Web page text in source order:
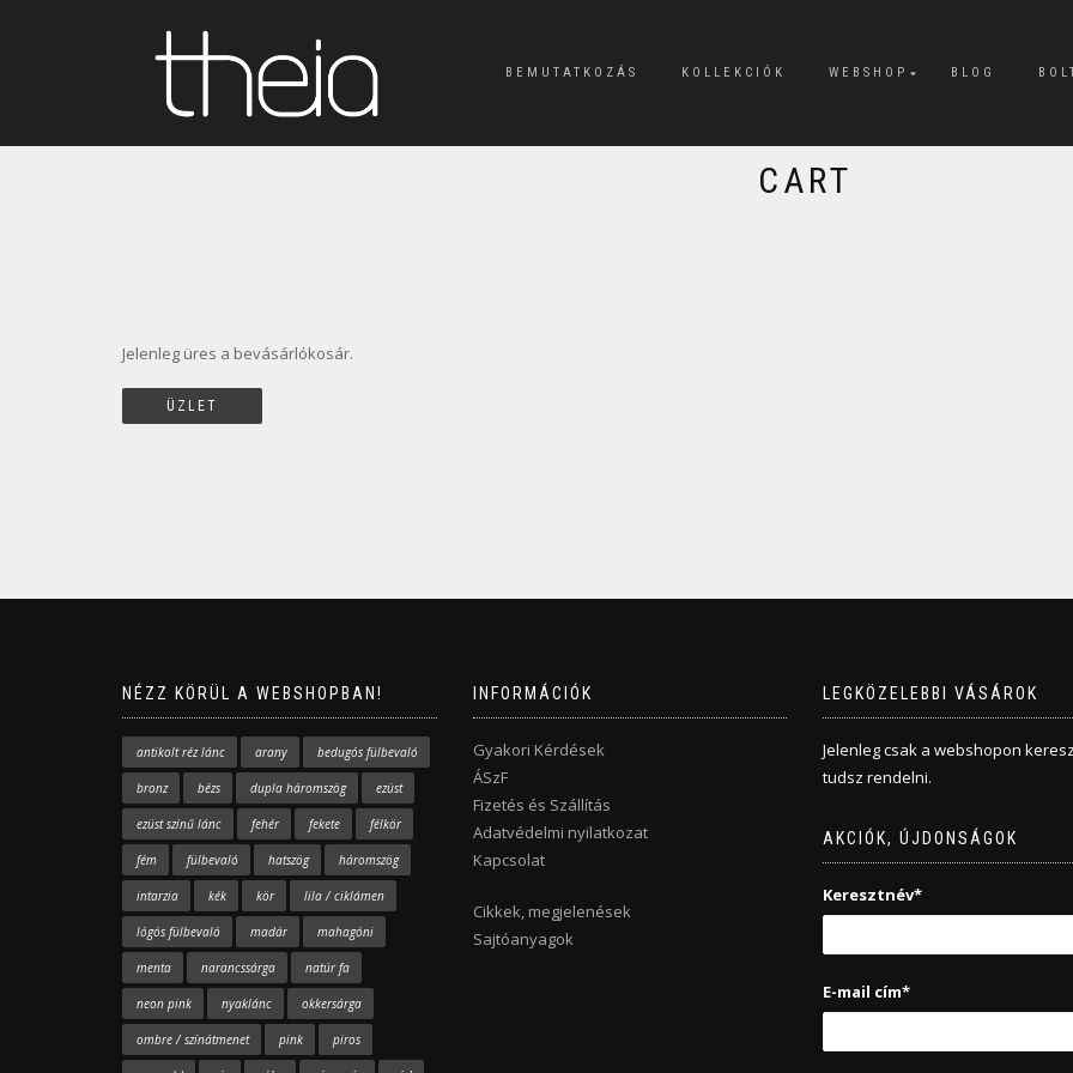
BEMUTATKOZÁS KOLLEKCIÓK WEBSHOP BLOG
CART
Jelenleg üres a bevásárlókosár.
ÜZLET
NÉZZ KÖRÜL A WEBSHOPBAN!
antikolt réz lánc arany bedugós fülbevaló
bronz bézs dupla háromszög ezüst
ezüst színű lánc fehér fekete félkör
fém fülbevaló hatszög háromszög
intarzia kék kör lila / ciklámen
lógós fülbevaló madár mahagóni
menta narancssárga natúr fa
neon pink nyaklánc okkersárga
ombre / színátmenet pink piros
INFORMÁCIÓK
Gyakori Kérdések
ÁSzF
Fizetés és Szállítás
Adatvédelmi nyilatkozat
Kapcsolat
Cikkek, megjelenések
Sajtóanyagok
LEGKÖZELEBBI VÁSÁROK
Jelenleg csak a webshopon
tudsz rendelni.
AKCIÓK, ÚJDONSÁGOK
Keresztnév*
E-mail cím*